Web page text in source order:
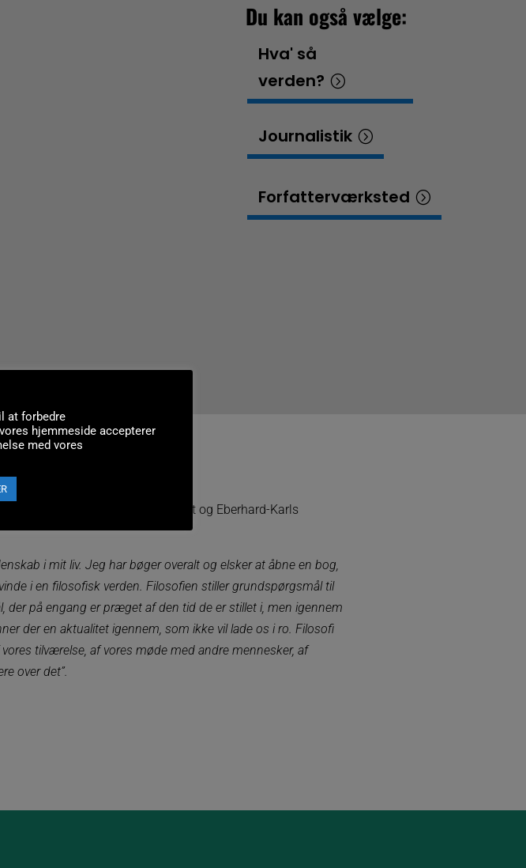
Du kan også vælge:
Hva' så
verden?
Journalistik
Forfatterværksted
i idehistorie fra Aarhus Universitet og Eberhard-Karls
i mit liv. Jeg har bøger overalt og elsker at åbne en bog,
i en filosofisk verden. Filosofien stiller grundspørgsmål til
der på engang er præget af den tid de er stillet i, men igennem
der en aktualitet igennem, som ikke vil lade os i ro. Filosofi
tilværelse, af vores møde med andre mennesker, af
over det”.
at forbedre
hjemmeside accepterer
med vores